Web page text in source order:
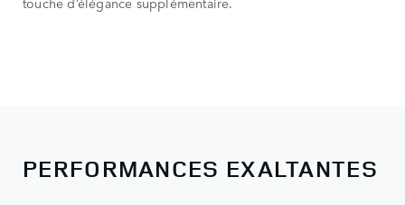
PERFORMANCES EXALTANTES